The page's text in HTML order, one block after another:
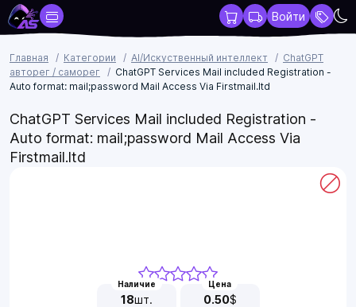
Войти
Главная Категории AI/Искуственный интеллект
ChatGPT
авторег / саморег
ChatGPT Services Mail included Registration -
Auto format: mail;password Mail Access Via Firstmail.ltd
ChatGPT Services Mail included Registration -
Auto format: mail;password Mail Access Via
Firstmail.ltd
Наличие
18шт.
Цена
0.50$